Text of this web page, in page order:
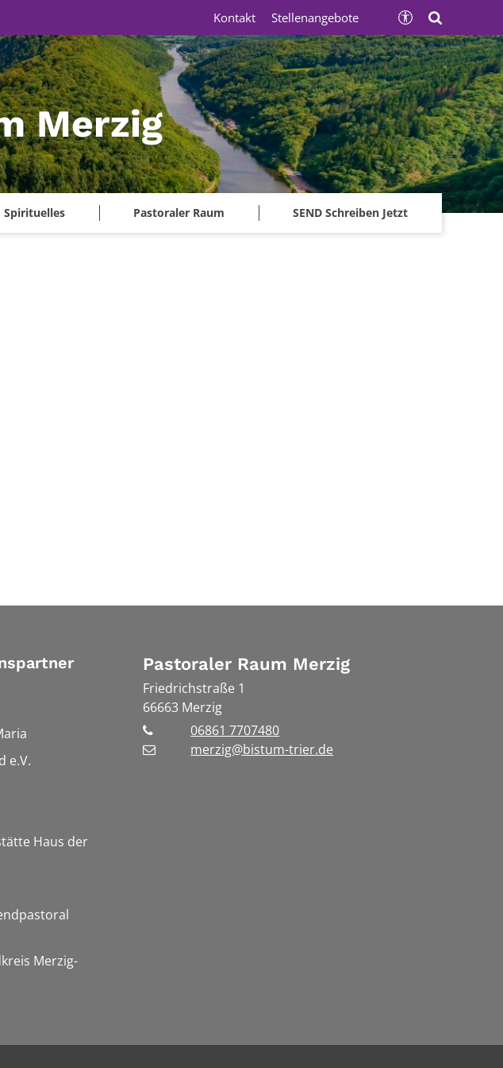
Merzig
Spirituelles Pastoraler Raum SEND Schreiben Jetzt
Kontakt Stellenangebote
e.V.
Haus der
Merzig-
Pastoraler Raum Merzig
Friedrichstraße 1
66663 Merzig
06861 7707480
merzig@bistum-trier.de